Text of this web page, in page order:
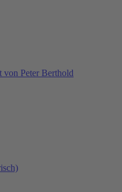
von Peter Berthold